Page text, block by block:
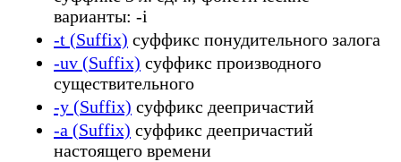
варианты: -i
-t (Suffix) суффикс понудительного залога
-uv (Suffix) суффикс производного
существительного
-y (Suffix) суффикс деепричастий
-а (Suffix) суффикс деепричастий
настоящего времени